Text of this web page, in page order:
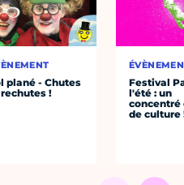
plané - Chutes
!
Festival
l'été : un
concentré
de culture